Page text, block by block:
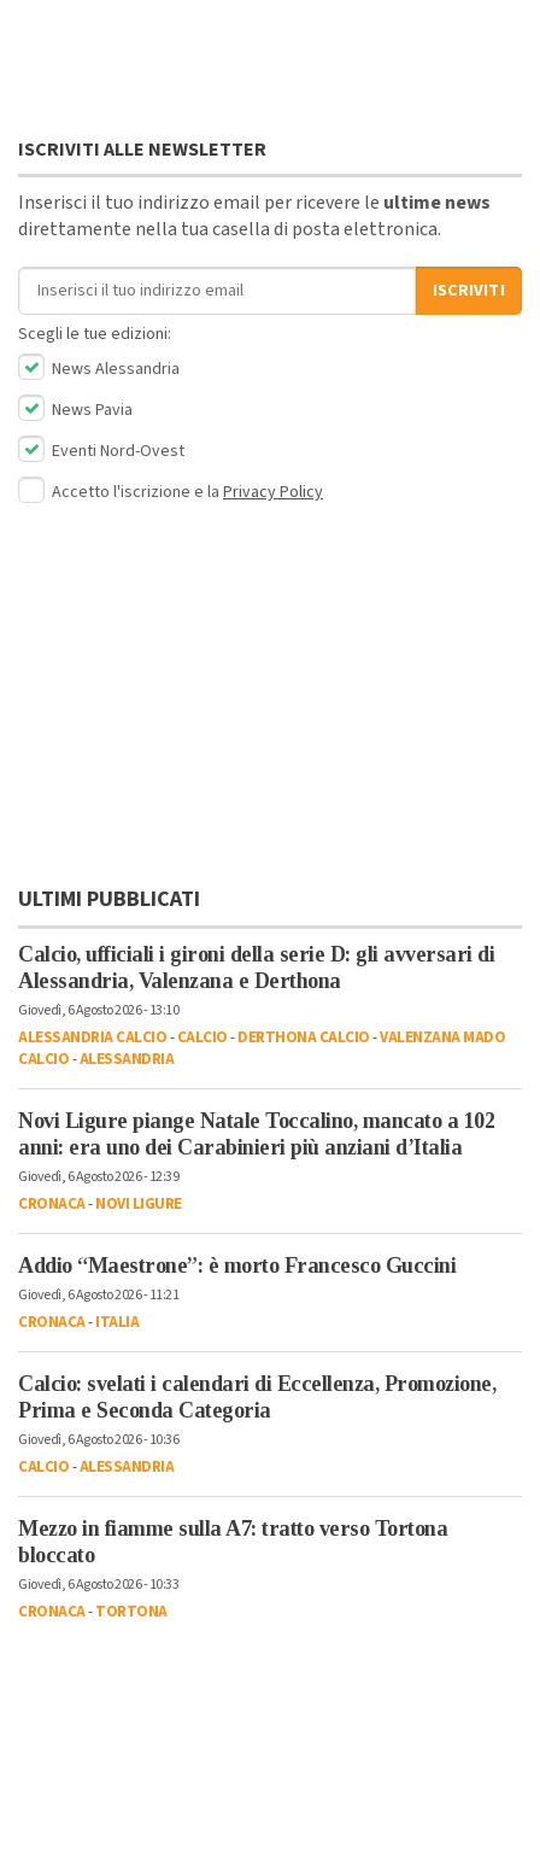
ISCRIVITI ALLE NEWSLETTER
Inserisci il tuo indirizzo email per ricevere le ultime news
direttamente nella tua casella di posta elettronica.
Indirizzo email
ISCRIVITI
Scegli le tue edizioni:
News Alessandria
News Pavia
Eventi Nord-Ovest
Accetto l'iscrizione e la Privacy Policy
ULTIMI PUBBLICATI
Calcio, ufficiali i gironi della serie D: gli avversari di
Alessandria, Valenzana e Derthona
Giovedì, 6 Agosto 2026 - 13:10
ALESSANDRIA CALCIO-CALCIO-DERTHONA CALCIO-VALENZANA MADO
CALCIO-ALESSANDRIA
Novi Ligure piange Natale Toccalino, mancato a 102
anni: era uno dei Carabinieri più anziani d’Italia
Giovedì, 6 Agosto 2026 - 12:39
CRONACA-NOVI LIGURE
Addio “Maestrone”: è morto Francesco Guccini
Giovedì, 6 Agosto 2026 - 11:21
CRONACA-ITALIA
Calcio: svelati i calendari di Eccellenza, Promozione,
Prima e Seconda Categoria
Giovedì, 6 Agosto 2026 - 10:36
CALCIO-ALESSANDRIA
Mezzo in fiamme sulla A7: tratto verso Tortona
bloccato
Giovedì, 6 Agosto 2026 - 10:33
CRONACA-TORTONA